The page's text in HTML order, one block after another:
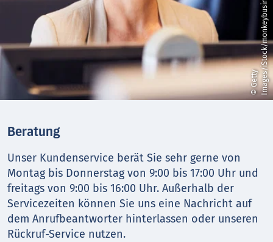
©
G
e
t
t
y
I
m
a
g
e
s
/
i
S
t
o
c
k
/
m
o
n
k
e
y
b
u
s
i
n
e
s
s
i
m
a
g
es
Beratung
Unser Kundenservice berät Sie sehr gerne von
Montag bis Donnerstag von 9:00 bis 17:00 Uhr und
freitags von 9:00 bis 16:00 Uhr. Außerhalb der
Servicezeiten können Sie uns eine Nachricht auf
dem Anrufbeantworter hinterlassen oder unseren
Rückruf-Service nutzen.